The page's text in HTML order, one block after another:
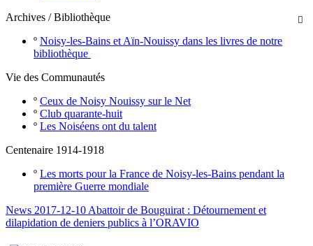

Archives / Bibliothèque
º Noisy-les-Bains et Aïn-Nouissy dans les livres de notre
bibliothèque
Vie des Communautés
º Ceux de Noisy Nouissy sur le Net
º Club quarante-huit
º Les Noiséens ont du talent
Centenaire 1914-1918
º Les morts pour la France de Noisy-les-Bains pendant la
première Guerre mondiale
News 2017-12-10 Abattoir de Bouguirat : Détournement et
dilapidation de deniers publics à l’ORAVIO